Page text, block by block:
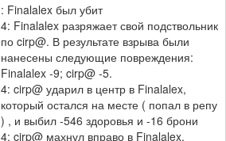
: Finalalex был убит
4: Finalalex разряжает свой подствольник
по cirp@. В результате взрыва были
нанесены следующие повреждения:
Finalalex -9; cirp@ -5.
4: cirp@ ударил в центр в Finalalex,
который остался на месте ( попал в репу
) , и выбил -546 здоровья и -16 брони
4: cirp@ махнул вправо в Finalalex,